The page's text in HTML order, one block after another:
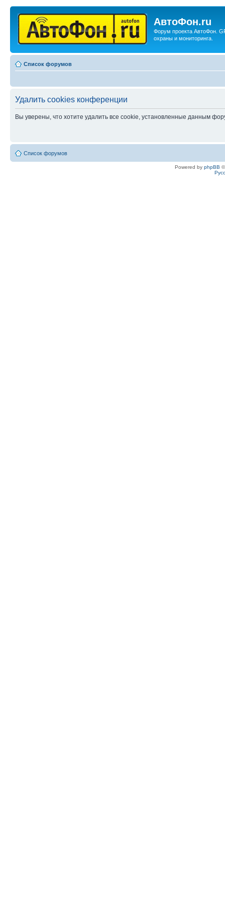
АвтоФон.ru
Форум проекта АвтоФон.
охраны и мониторинга.
Список форумов
Удалить cookies конференции
Вы уверены, что хотите удалить все cookie, установленные данным
Список форумов
Powered by phpBB